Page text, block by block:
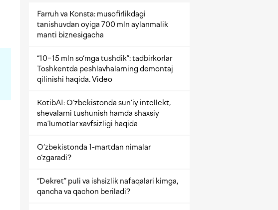
Farruh va Konsta: musofirlikdagi
tanishuvdan oyiga 700 mln aylanmalik
manti biznesigacha
“10−15 mln so‘mga tushdik”: tadbirkorlar
Toshkentda peshlavhalarning demontaj
qilinishi haqida. Video
KotibAI: O‘zbekistonda sun’iy intellekt,
shevalarni tushunish hamda shaxsiy
ma’lumotlar xavfsizligi haqida
O‘zbekistonda 1-martdan nimalar
o‘zgaradi?
“Dekret” puli va ishsizlik nafaqalari kimga,
qancha va qachon beriladi?